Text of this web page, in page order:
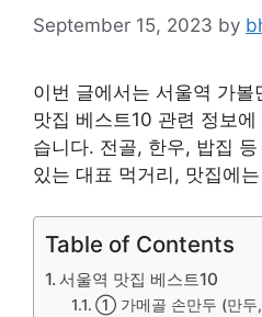
September 15, 2023 by
이번 글에서는 서울역 가볼
맛집 베스트10 관련 정보
습니다. 전골, 한우, 밥집
있는 대표 먹거리, 맛집에
Table of Contents
서울역 맛집 베스트10
① 가메골 손만두 (만두,